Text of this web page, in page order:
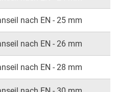
nach EN - 25 mm
nach EN - 26 mm
nach EN - 28 mm